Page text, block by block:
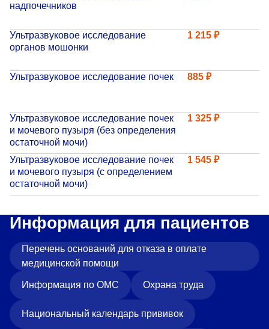
Версия для слабовидящих
надпочечников
Ультразвуковое исследование
органов мошонки
1 215 ₽
Ультразвуковое исследование почек 885 ₽
Ультразвуковое исследование почек
и мочевого пузыря (без определения
остаточной мочи)
1 325 ₽
Ультразвуковое исследование почек
и мочевого пузыря (с определением
остаточной мочи)
1 545 ₽
Информация для пациентов
Перечень оснований для отказа в оплате
медицинской помощи
Информация по ОМС Охрана труда
Национальный календарь прививок